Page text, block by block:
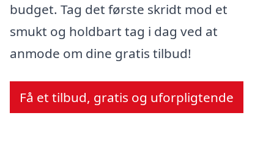
budget. Tag det første skridt mod et
smukt og holdbart tag i dag ved at
anmode om dine gratis tilbud!
Få et tilbud, gratis og uforpligtende